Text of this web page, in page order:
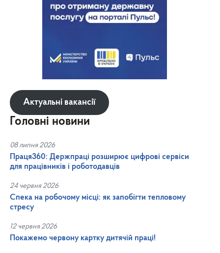
Актуальні вакансії
Головні новини
08 липня 2026
Праця360: Держпраці розширює цифрові сервіси
для працівників і роботодавців
24 червня 2026
Спека на робочому місці: як запобігти тепловому
стресу
12 червня 2026
Покажемо червону картку дитячій праці!